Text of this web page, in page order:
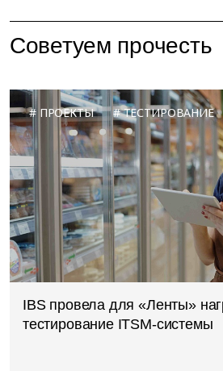
Советуем прочесть
ПРОЕКТЫ ТЕСТИРОВАНИЕ
IBS провела для «Ленты»
тестирование ITSM-системы